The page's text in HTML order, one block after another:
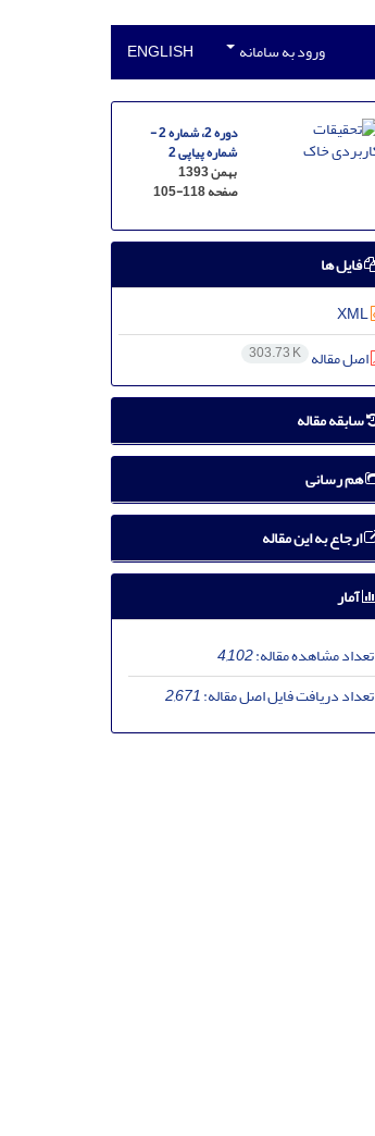
ورود به سامانه ENGLISH
دوره 2، شماره 2 -
شماره پیاپی 2
بهمن 1393
صفحه105-118
فایل ها
XML
اصل مقاله 303.73 K
سابقه مقاله
هم رسانی
ارجاع به این مقاله
آمار
تعداد مشاهده مقاله:4,102
تعداد دریافت فایل اصل مقاله:2,671